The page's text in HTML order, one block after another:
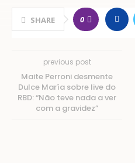
SHARE 0
previous post
Maite Perroni desmente
Dulce María sobre live do
RBD: “Não teve nada a ver
com a gravidez”